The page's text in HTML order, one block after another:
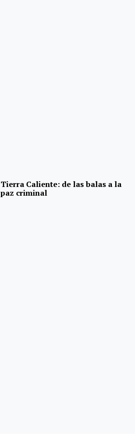
Tierra Caliente: de las balas a la
paz criminal